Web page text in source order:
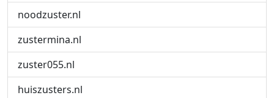
noodzuster.nl
zustermina.nl
zuster055.nl
huiszusters.nl